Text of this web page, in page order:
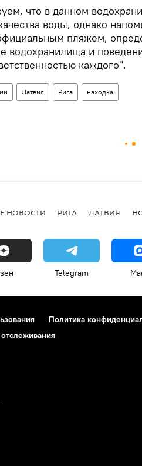
что в данном
воды, однако
пляжем,
водохранилища и
каждого".
Латвия Рига находка
НОВОСТИ РИГА ЛАТВИЯ
Telegram
Политика